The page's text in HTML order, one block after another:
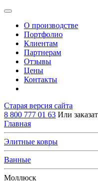
О производстве
Портфолио
Клиентам
Партнерам
Отзывы
Цены
Контакты
Старая версия сайта
8 800 777 01 63 Или
Главная
Элитные ковры
Ванные
Моллюск